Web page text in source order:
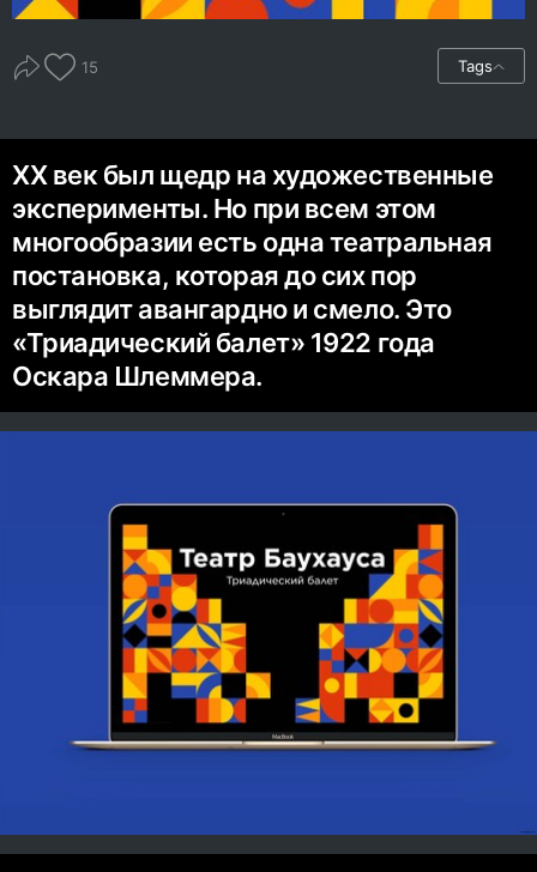
15 Tags
XX век был щедр на художественные
эксперименты. Но при всем этом
многообразии есть одна театральная
постановка, которая до сих пор
выглядит авангардно и смело. Это
«Триадический балет» 1922 года
Оскара Шлеммера.